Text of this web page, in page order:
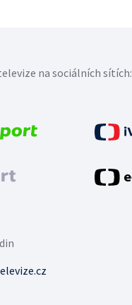
na sociálních sítích: